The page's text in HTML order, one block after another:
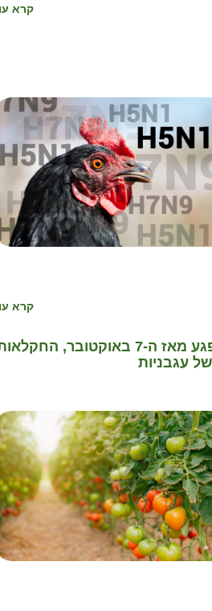
קרא
קרא
לאחר שפל חסר תקדים בייצור המקומי של העגבניות שנפגע מאז ה-7 באוקטובר,